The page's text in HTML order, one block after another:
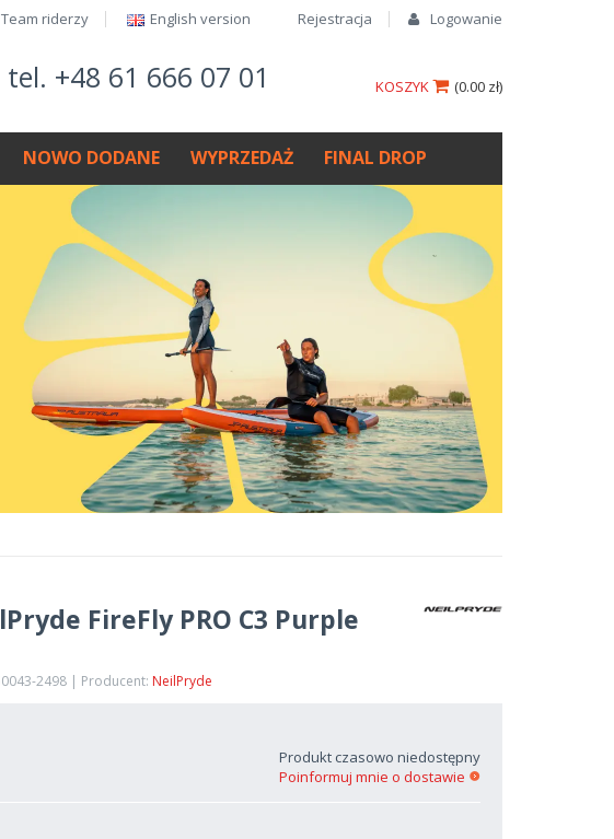
Rejestracja Logowanie
Team riderzy English version​
tel. +48 61 666 07 01 (0.00 zł)
KOSZYK
NOWO DODANE WYPRZEDAŻ FINAL DROP
FireFly PRO C3 Purple
2498 | Producent: NeilPryde
Produkt czasowo niedostępny
Poinformuj mnie o dostawie